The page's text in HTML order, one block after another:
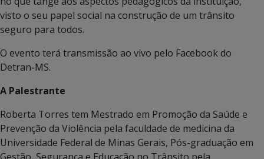
visto o seu papel social na construção de um trânsito
seguro para todos.
O evento terá transmissão ao vivo pelo Facebook do
Detran-MS.
A Palestrante
Roberta Torres tem Mestrado em Promoção da Saúde e
Prevenção da Violência pela faculdade de medicina da
Universidade Federal de Minas Gerais, Pós-graduação em